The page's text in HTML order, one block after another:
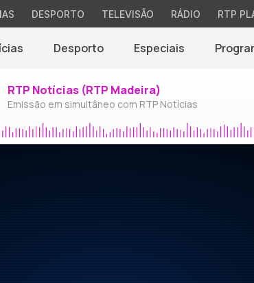
DESPORTO TELEVISÃO RÁDIO RTP
Desporto Especiais
RTP Notícias (RTP Madeira)
Emissão em simultâneo com RTP Notícias